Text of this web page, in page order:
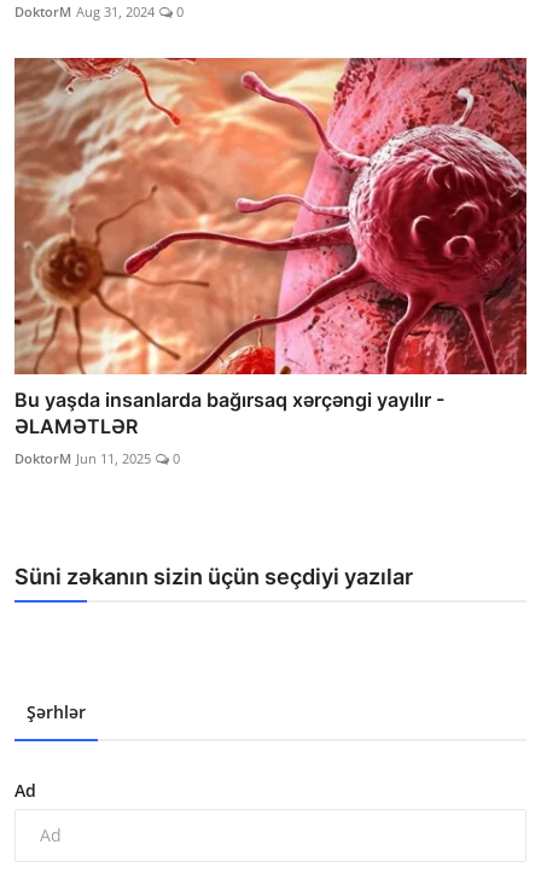
DoktorM Aug 31, 2024 0
Bu yaşda insanlarda bağırsaq xərçəngi yayılır -
ƏLAMƏTLƏR
DoktorM Jun 11, 2025 0
Süni zəkanın sizin üçün seçdiyi yazılar
Şərhlər
Ad